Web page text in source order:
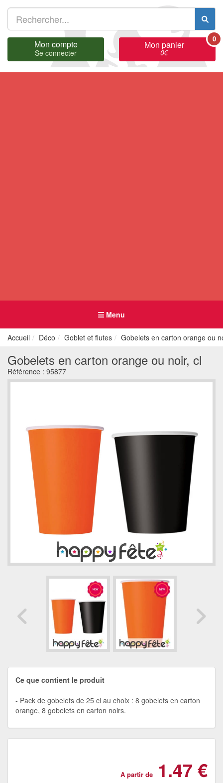
Mon compte
Se connecter
Mon panier
0€
0
Menu
Accueil Déco Goblet et flutes Gobelets en carton orange ou
Gobelets en carton orange ou noir, cl
Référence : 95877
Ce que contient le produit
Pack de gobelets de 25 cl au choix : 8 gobelets en carton
orange, 8 gobelets en carton noirs.
A partir de 1.47 €